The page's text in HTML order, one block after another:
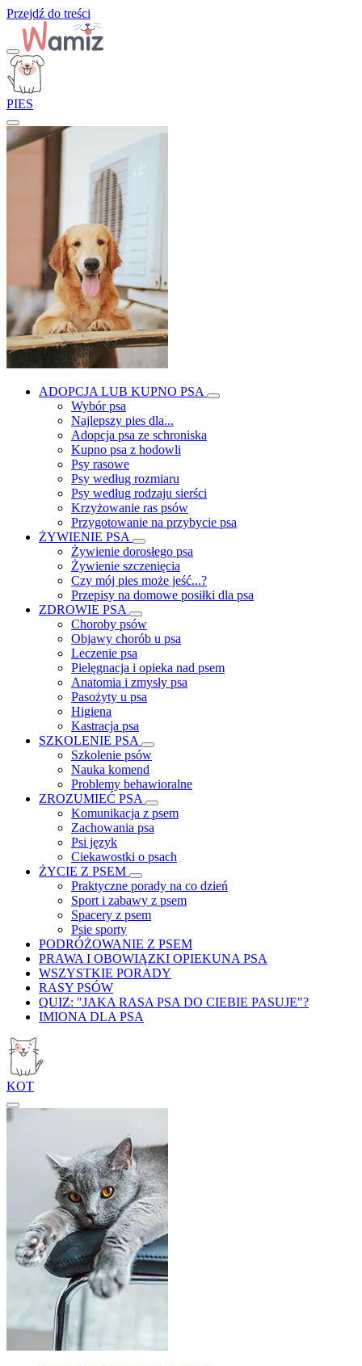
Przejdź do treści
PIES
ADOPCJA LUB KUPNO PSA
Wybór psa
Najlepszy pies dla...
Adopcja psa ze schroniska
Kupno psa z hodowli
Psy rasowe
Psy według rozmiaru
Psy według rodzaju sierści
Krzyżowanie ras psów
Przygotowanie na przybycie psa
ŻYWIENIE PSA
Żywienie dorosłego psa
Żywienie szczenięcia
Czy mój pies może jeść...?
Przepisy na domowe posiłki dla psa
ZDROWIE PSA
Choroby psów
Objawy chorób u psa
Leczenie psa
Pielęgnacja i opieka nad psem
Anatomia i zmysły psa
Pasożyty u psa
Higiena
Kastracja psa
SZKOLENIE PSA
Szkolenie psów
Nauka komend
Problemy behawioralne
ZROZUMIEĆ PSA
Komunikacja z psem
Zachowania psa
Psi język
Ciekawostki o psach
ŻYCIE Z PSEM
Praktyczne porady na co dzień
Sport i zabawy z psem
Spacery z psem
Psie sporty
PODRÓŻOWANIE Z PSEM
PRAWA I OBOWIĄZKI OPIEKUNA PSA
WSZYSTKIE PORADY
RASY PSÓW
QUIZ: "JAKA RASA PSA DO CIEBIE PASUJE"?
IMIONA DLA PSA
KOT